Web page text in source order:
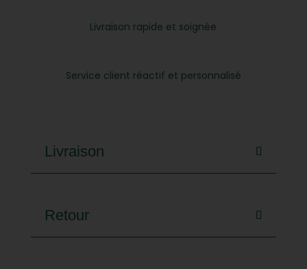
Livraison rapide et soignée
Service client réactif et personnalisé
Livraison
Retour